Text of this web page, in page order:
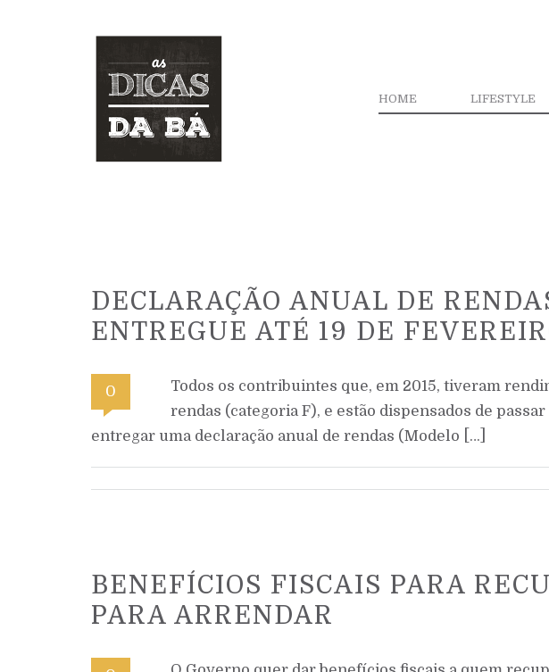
HOME LIFESTYLE
DECLARAÇÃO ANUAL DE
ENTREGUE ATÉ 19 DE
0
Todos os contribuintes que, em 2015, tiveram
rendas (categoria F), e estão dispensados de
entregar uma declaração anual de rendas (Modelo […]
BENEFÍCIOS FISCAIS PARA
PARA ARRENDAR